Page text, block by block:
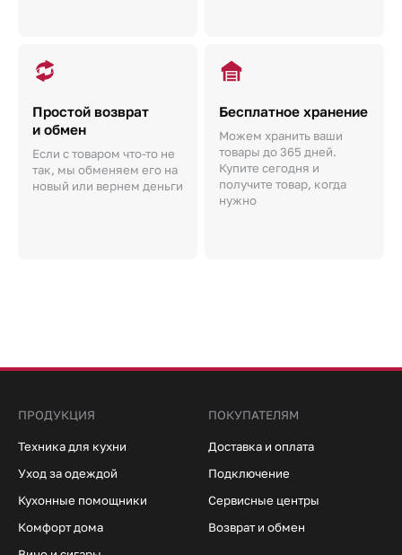
Простой возврат
и обмен
Если с товаром что-то не
так, мы обменяем его на
новый или вернем деньги
Бесплатное хранение
Можем хранить ваши
товары до 365 дней.
Купите сегодня и
получите товар, когда
нужно
ПРОДУКЦИЯ
Техника для кухни
Уход за одеждой
Кухонные помощники
Комфорт дома
ПОКУПАТЕЛЯМ
Доставка и оплата
Подключение
Сервисные центры
Возврат и обмен